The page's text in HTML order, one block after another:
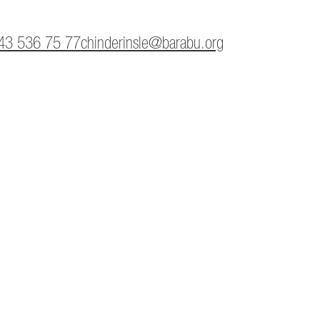
536 75 77chinderinsle@barabu.org